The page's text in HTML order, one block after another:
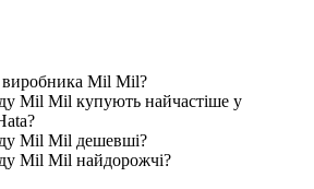
виробника Mil Mil?
Mil Mil купують найчастіше у
Mil Mil дешевші?
Mil Mil найдорожчі?